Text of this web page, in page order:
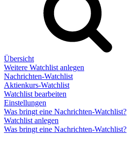
Übersicht
Weitere Watchlist anlegen
Nachrichten-Watchlist
Aktienkurs-Watchlist
Watchlist bearbeiten
Einstellungen
Was bringt eine Nachrichten-Watchlist?
Watchlist anlegen
Was bringt eine Nachrichten-Watchlist?